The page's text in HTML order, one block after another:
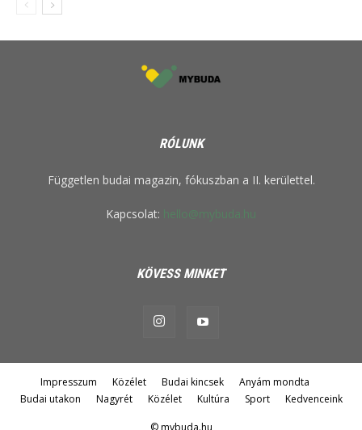
RÓLUNK
Független budai magazin, fókuszban a II. kerülettel.
Kapcsolat: hello@mybuda.hu
KÖVESS MINKET
Impresszum Közélet Budai kincsek
Anyám mondta
Budai utakon
Nagyrét Közélet Kultúra Sport Kedvenceink
© mybuda.hu